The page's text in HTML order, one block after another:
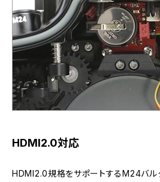
HDMI2.0対応
HDMI2.0規格をサポートするM24バル